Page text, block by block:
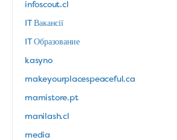
infoscout.cl
IT Вакансії
IT Образование
kasyno
makeyourplacespeaceful.ca
mamistore.pt
manilash.cl
media